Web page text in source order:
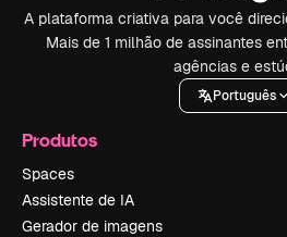
A plataforma criativa para você
Mais de 1 milhão de assinantes
agências e
Português
Produtos
Spaces
Assistente de IA
Gerador de imagens